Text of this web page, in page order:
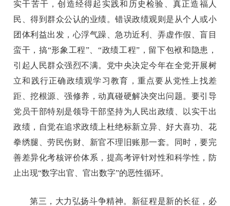
实干苦干，创造经得起实践和历史检验、真正造福人
民、得到群众公认的业绩。错误政绩观则是从个人或小
团体利益出发，心浮气躁、急功近利、弄虚作假、盲目
蛮干，搞“形象工程”、“政绩工程”，留下包袱和隐患，
引起人民群众强烈不满。党中央决定今年在全党开展树
立和践行正确政绩观学习教育，重点要从党性上找差
距、挖根源、强修养，动真碰硬解决突出问题。要引导
党员干部特别是领导干部坚持为人民出政绩、以实干出
政绩，自觉在追求政绩上杜绝标新立异、好大喜功、花
拳绣腿、劳民伤财、新官不理旧账那一套。同时，要完
善差异化考核评价体系，提高考评针对性和科学性，防
止出现“数字出官、官出数字”的恶性循环。
第三，大力弘扬斗争精神。新征程是新的长征，必